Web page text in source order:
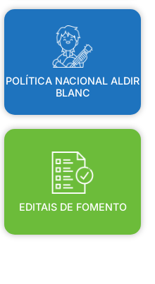
POLÍTICA NACIONAL ALDIR
BLANC
POLÍTICA NACIONAL ALDIR
BLANC
EDITAIS DE FOMENTO
EDITAIS DE FOMENTO